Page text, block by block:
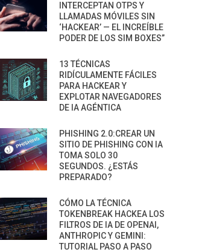
INTERCEPTAN OTPS Y
LLAMADAS MÓVILES SIN
‘HACKEAR’ — EL INCREÍBLE
PODER DE LOS SIM BOXES”
13 TÉCNICAS
RIDÍCULAMENTE FÁCILES
PARA HACKEAR Y
EXPLOTAR NAVEGADORES
DE IA AGÉNTICA
PHISHING 2.0:CREAR UN
SITIO DE PHISHING CON IA
TOMA SOLO 30
SEGUNDOS. ¿ESTÁS
PREPARADO?
CÓMO LA TÉCNICA
TOKENBREAK HACKEA LOS
FILTROS DE IA DE OPENAI,
ANTHROPIC Y GEMINI:
TUTORIAL PASO A PASO